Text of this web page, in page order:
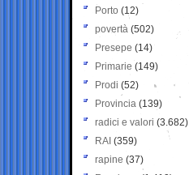
Porto (12)
povertà (502)
Presepe (14)
Primarie (149)
Prodi (52)
Provincia (139)
radici e valori (3.682)
RAI (359)
rapine (37)